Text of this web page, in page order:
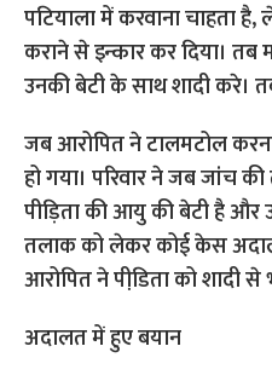
पटियाला में करवाना चाहता
कराने से इन्कार कर दिया। तब
उनकी बेटी के साथ शादी करे।
जब आरोपित ने टालमटोल
हो गया। परिवार ने जब जांच
पीड़िता की आयु की बेटी है और
तलाक को लेकर कोई केस
आरोपित ने पीडि़ता को शादी से
अदालत में हुए बयान